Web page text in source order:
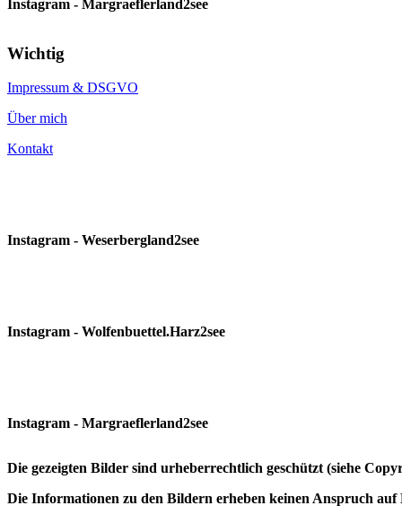
Instagram - Margraeflerland2see
Wichtig
Impressum & DSGVO
Über mich
Kontakt
Instagram - Weserbergland2see
Instagram - Wolfenbuettel.Harz2see
Instagram - Margraeflerland2see
Die gezeigten Bilder sind urheberrechtlich geschützt (siehe
Die Informationen zu den Bildern erheben keinen Anspruch